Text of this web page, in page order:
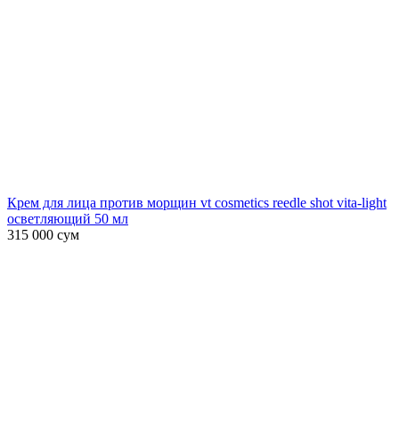
Крем для лица против морщин vt cosmetics reedle shot vita-light
осветляющий 50 мл
315 000 сум